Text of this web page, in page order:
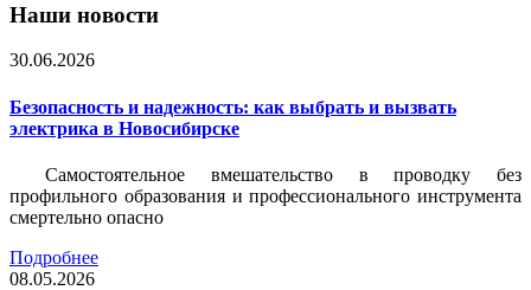
Наши новости
30.06.2026
Безопасность и надежность: как выбрать и вызвать
электрика в Новосибирске
Самостоятельное вмешательство в проводку без
профильного образования и профессионального инструмента
смертельно опасно
Подробнее
08.05.2026